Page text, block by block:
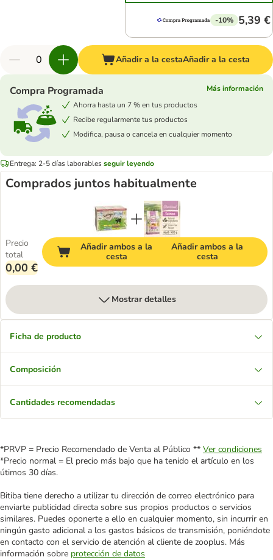
-10% 5,39 €
Añadir a la cestaAñadir a la cesta
Compra Programada
Más información
Ahorra hasta un 7 % en tus productos
Recibe regularmente tus productos
Modifica, pausa o cancela en cualquier momento
Entrega: 2-5 días laborablesseguir leyendo
Comprados juntos habitualmente
Precio
total
0,00 €
Añadir ambos a la
cesta
Añadir ambos a la
cesta
Mostrar detalles
Ficha de producto
Composición
Cantidades recomendadas
*PRVP = Precio Recomendado de Venta al Público ** Ver condiciones
*Precio normal = El precio más bajo que ha tenido el artículo en los
útimos 30 días.
Bitiba tiene derecho a utilizar tu dirección de correo electrónico para
enviarte publicidad directa sobre sus propios productos o servicios
similares. Puedes oponerte a ello en cualquier momento, sin incurrir en
ningún gasto adicional a los gastos básicos de transmisión, poniéndote
en contacto con el servicio de atención al cliente de zooplus. Más
información sobre protección de datos